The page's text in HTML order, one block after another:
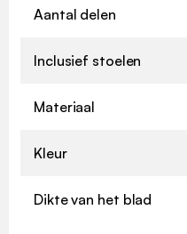
Aantal delen
Inclusief stoelen
Materiaal
Kleur
Dikte van het blad